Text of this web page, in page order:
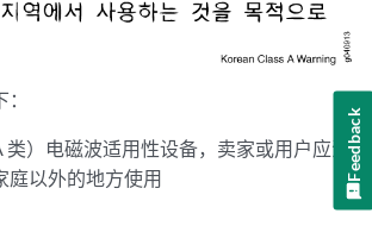
类）电磁波适用性设备，卖家或用户应注
庭以外的地方使用
Feedback